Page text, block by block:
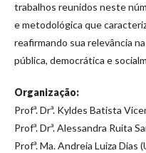
trabalhos reunidos neste
e metodológica que
reafirmando sua relevância
pública, democrática e
Organização:
Profª. Drª. Kyldes Batista
Profª. Drª. Alessandra Ruita
Profª. Ma. Andreia Luiza Dias